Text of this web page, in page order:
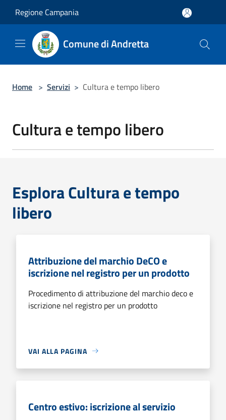
Regione Campania
Comune di Andretta
Home > Servizi > Cultura e tempo libero
Cultura e tempo libero
Esplora Cultura e tempo
libero
Attribuzione del marchio DeCO e
iscrizione nel registro per un prodotto
Procedimento di attribuzione del marchio deco e
iscrizione nel registro per un prodotto
VAI ALLA PAGINA
Centro estivo: iscrizione al servizio